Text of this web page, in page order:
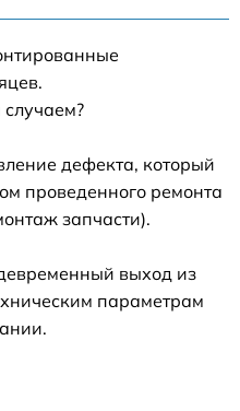
дефекта, который
проведенного ремонта
запчасти).
выход из
параметрам